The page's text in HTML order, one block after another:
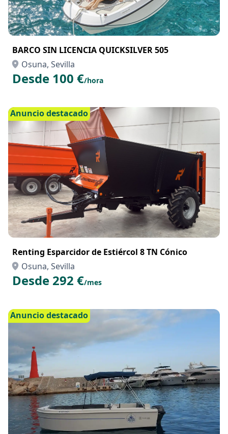
BARCO SIN LICENCIA QUICKSILVER 505
Osuna, Sevilla
Desde 100 €/hora
Anuncio destacado
Renting Esparcidor de Estiércol 8 TN Cónico
Osuna, Sevilla
Desde 292 €/mes
Anuncio destacado